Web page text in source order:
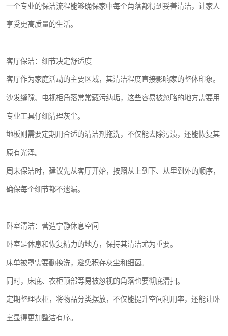
一个专业的保洁流程能够确保家中每个角落都得到妥善清洁，让家人
享受更高质量的生活。
客厅保洁：细节决定舒适度
客厅作为家庭活动的主要区域，其清洁程度直接影响家的整体印象。
沙发缝隙、电视柜角落常常藏污纳垢，这些容易被忽略的地方需要用
专业工具仔细清理灰尘。
地板则需要定期用合适的清洁剂拖洗，不仅能去除污渍，还能恢复其
原有光泽。
周末保洁时，建议先从客厅开始，按照从上到下、从里到外的顺序，
确保每个细节都不遗漏。
卧室清洁：营造宁静休息空间
卧室是休息和恢复精力的地方，保持其清洁尤为重要。
床单被罩需要勤换洗，避免积存灰尘和细菌。
同时，床底、衣柜顶部等易被忽视的角落也要彻底清扫。
定期整理衣柜，将物品分类摆放，不仅能提升空间利用率，还能让卧
室显得更加整洁有序。